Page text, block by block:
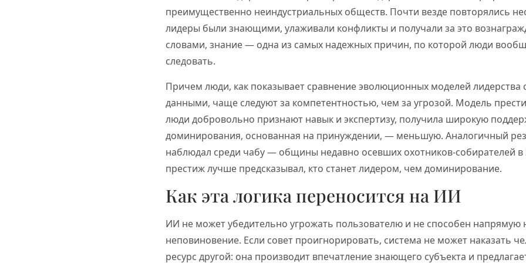
преимущественно неиндустриальных обществ. Почти везде повторялись
лидеры были знающими, улаживали конфликты и получали за это
словами, знание — одна из самых надежных причин, по которой люди
следовать.
Причем люди, как показывает сравнение эволюционных моделей лидерства
данными, чаще следуют за компетентностью, чем за угрозой. Модель
люди добровольно признают навык и экспертизу, получила широкую
доминирования, основанная на принуждении, — меньшую. Аналогичный
наблюдал среди чабу — общины недавно осевших охотников-собирателей
престиж лучше предсказывал, кто станет лидером, чем доминирование.
Как эта логика переносится на ИИ
ИИ не может убедительно угрожать пользователю и не способен напрямую
неповиновение. Если совет проигнорировать, система не может наказать
ресурс другой: она производит впечатление знающего субъекта и